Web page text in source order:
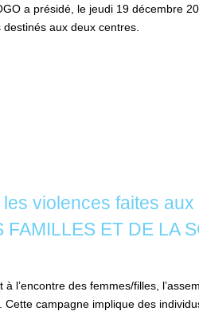
a présidé, le jeudi 19 décembre
aux deux centres.
violences faites
ET DE LA
l’encontre des femmes/filles,
campagne implique des